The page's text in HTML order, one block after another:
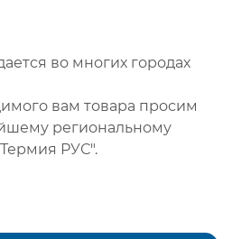
во многих городах
вам товара просим
региональному
РУС".